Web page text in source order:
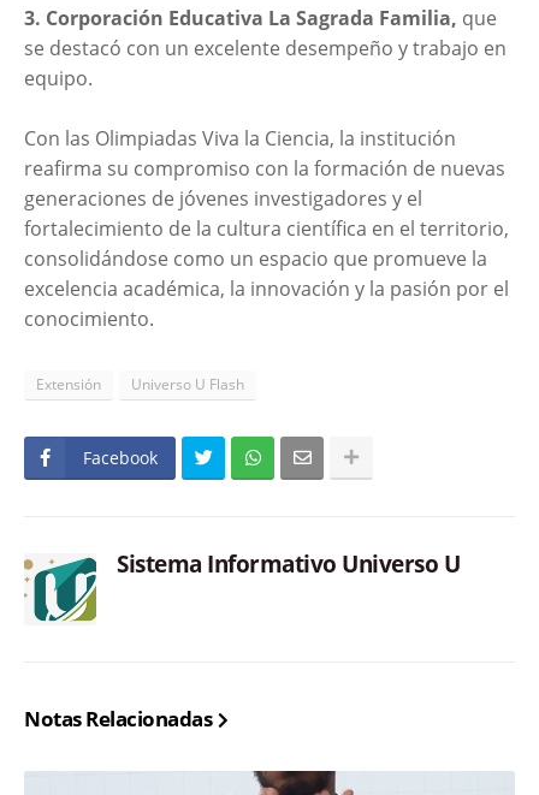
3. Corporación Educativa La Sagrada Familia, que
se destacó con un excelente desempeño y trabajo en
equipo.
Con las Olimpiadas Viva la Ciencia, la institución
reafirma su compromiso con la formación de nuevas
generaciones de jóvenes investigadores y el
fortalecimiento de la cultura científica en el territorio,
consolidándose como un espacio que promueve la
excelencia académica, la innovación y la pasión por el
conocimiento.
Extensión Universo U Flash
Facebook
Sistema Informativo Universo U
Notas Relacionadas